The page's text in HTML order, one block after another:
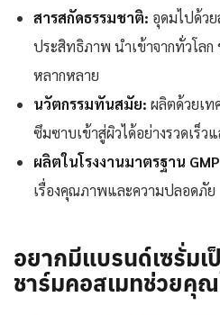
สารสกัดธรรมชาติ: อุดมไปด้ว
ประสิทธิภาพ นำเข้าจากทั่วโลก
หลากหลาย
นวัตกรรมทันสมัย: ผลิตด้วยเ
ซึมซาบเข้าสู่ผิวได้อย่างรวดเร็
ผลิตในโรงงานมาตรฐาน GMP
เรื่องคุณภาพและความปลอดภัย
อยากมีแบรนด์เซรั่มเ
ชาร์มคอสเมทช่วยคุ